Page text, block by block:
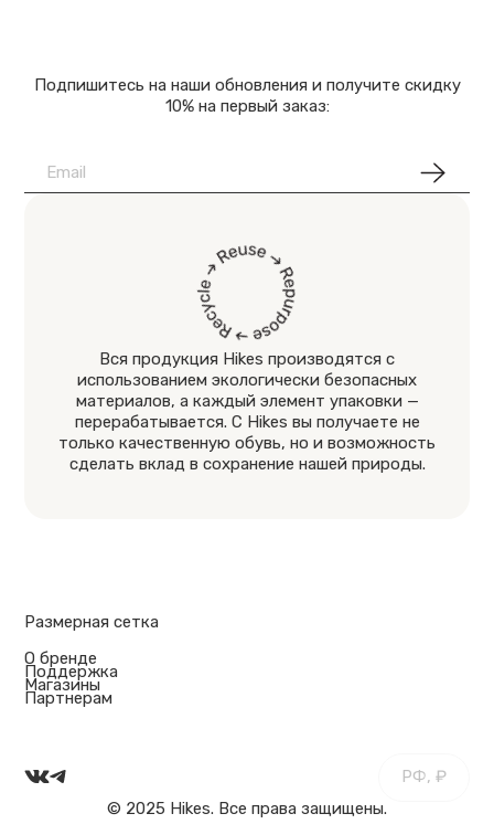
Размерная сетка
О бренде
Поддержка
Магазины
Партнерам
Подпишитесь на наши обновления и получите скидку
10% на первый заказ:
Вся продукция Hikes производятся с
использованием экологически безопасных
материалов, а каждый элемент упаковки —
перерабатывается. С Hikes вы получаете не
только качественную обувь, но и возможность
сделать вклад в сохранение нашей природы.
© 2025 Hikes. Все права защищены.
РФ, ₽